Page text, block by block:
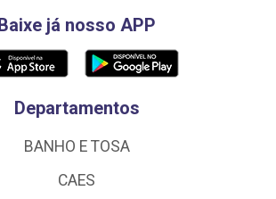
Baixe já nosso APP
Departamentos
BANHO E TOSA
CAES